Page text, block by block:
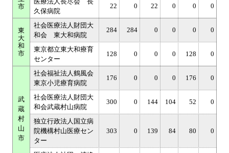
市
久保病院
22 0 22 0 0 0
東
大
和
市
社会医療法人財団大
和会 東大和病院
284 284 0 0 0 0
東京都立東大和療育
センター
128 0 0 0 128 0
武
蔵
村
山
市
社会福祉法人鶴風会
東京小児療育病院
176 0 0 0 176 0
社会医療法人財団大
和会武蔵村山病院
300 0 144 104 52 0
独立行政法人国立病
院機構村山医療セン
ター
303 0 139 84 80 0